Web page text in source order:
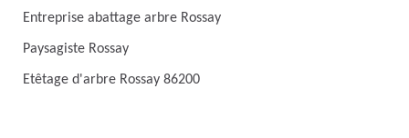
Entreprise abattage arbre Rossay
Paysagiste Rossay
Etêtage d'arbre Rossay 86200